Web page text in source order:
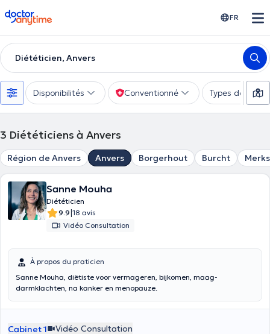
doctoranytime FR
Diététicien, Anvers
Disponibilités Conventionné Types de
3 Diététiciens à Anvers
Région de Anvers Anvers Borgerhout Burcht
Sanne Mouha
Diététicien
9.9|18 avis
Vidéo Consultation
À propos du praticien
Sanne Mouha, diëtiste voor vermageren, bijkomen, maag-
darmklachten, na kanker en menopauze.
Cabinet 1 Vidéo Consultation